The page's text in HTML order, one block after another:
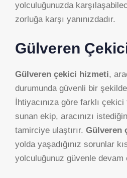
yolculuğunuzda
zorluğa karşı yanınızdadır.
Gülveren
Gülveren çekici hizmeti,
durumunda güvenli bir
İhtiyacınıza göre farklı
sunan ekip, aracınızı
tamirciye ulaştırır. Gülveren
yolda yaşadığınız sorunlar
yolculuğunuz güvenle devam